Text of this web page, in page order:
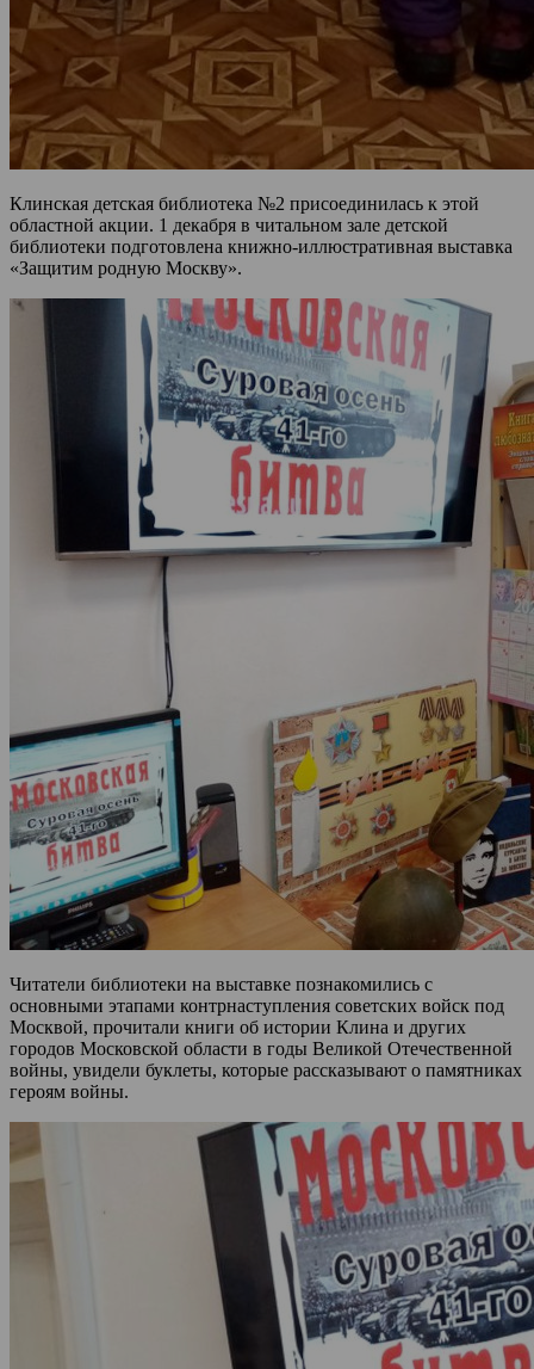
Клинская детская библиотека №2 присоединилась к этой
областной акции. 1 декабря в читальном зале детской
библиотеки подготовлена книжно-иллюстративная выставка
«Защитим родную Москву».
Читатели библиотеки на выставке познакомились с
основными этапами контрнаступления советских войск под
Москвой, прочитали книги об истории Клина и других
городов Московской области в годы Великой Отечественной
войны, увидели буклеты, которые рассказывают о памятниках
героям войны.